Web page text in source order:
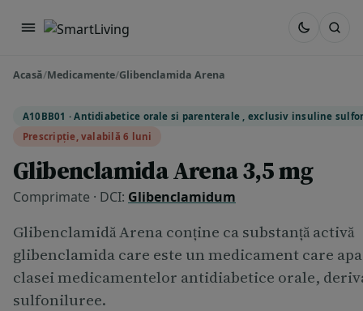
Acasă/Medicamente/Glibenclamida Arena
A10BB01 · Antidiabetice orale si parenterale , exclusiv insuline
Prescripție, valabilă 6 luni
Glibenclamida Arena 3,5 mg
Comprimate · DCI: Glibenclamidum
Glibenclamidă Arena conține ca substanță activă
glibenclamida care este un medicament care
clasei medicamentelor antidiabetice orale,
sulfoniluree.